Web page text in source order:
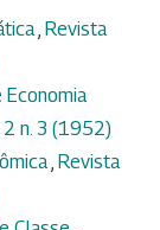
, Revista
2 n. 3 (1952)
, Revista